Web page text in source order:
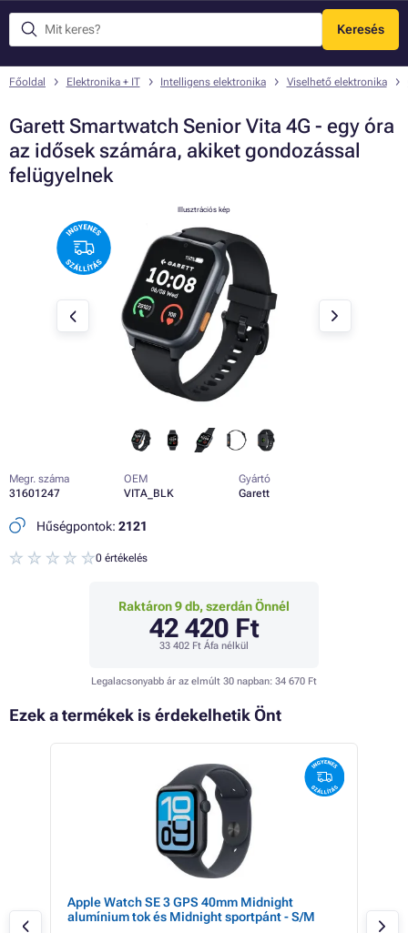
Keresés
Menü
Főoldal Elektronika + IT Intelligens elektronika Viselhető elektronika
Garett Smartwatch Senior Vita 4G - egy óra
az idősek számára, akiket gondozással
felügyelnek
Illusztrációs kép
Megr. száma
31601247
OEM
VITA_BLK
Gyártó
Garett
Hűségpontok: 2121
0 értékelés
Raktáron 9 db, szerdán Önnél
42 420 Ft
33 402 Ft Áfa nélkül
Legalacsonyabb ár az elmúlt 30 napban: 34 670 Ft
Ezek a termékek is érdekelhetik Önt
Apple Watch SE 3 GPS 40mm Midnight
alumínium tok és Midnight sportpánt - S/M